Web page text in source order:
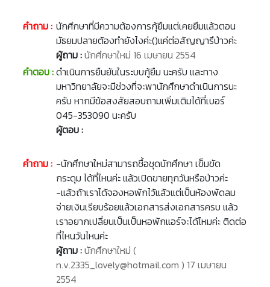
คำถาม : นักศึกษาที่มีความต้องการกุ้ยืมแต่เคยยืมแล้วตอน
มัธยมปลายต้องทำยังไงค่ะ()แค่ต่อสัญญารึป่าวค่ะ
ผู้ถาม :นักศึกษาใหม่ 16 เมษายน 2554
คำตอบ :ดำเนินการยืนยันในระบบกู้ยืม นะครับ และทาง
มหาวิทยาลัยจะมีช่วงที่จะพานักศึกษาดำเนินการนะ
ครับ หากมีข้อสงสัยสอบถามเพิ่มเติมได้ที่เบอร์
045-353090 นะครับ
ผู้ตอบ :
คำถาม : -นักศึกษาใหม่สามารถชื้อชุดนักศึกษา เข็มขัด
กระดุม ได้ที่ไหนค่ะ แล้วเปิดขายทุกวันหรือป่าวค่ะ
-แล้วถ้าเราได้จองหอพักไว้แล้วแต่เป็นห้องพัดลม
จ่ายเงินเรียบร้อยแล้วเอกสารส่งเอกสารครบ แล้ว
เราอยากเปลี่ยนเป็นเป็นหอพักแอร์จะได้ไหมค่ะ ติดต่อ
ที่ไหนวันไหนค่ะ
ผู้ถาม :นักศึกษาใหม่ (
n.v.2335_lovely@hotmail.com ) 17 เมษายน
2554